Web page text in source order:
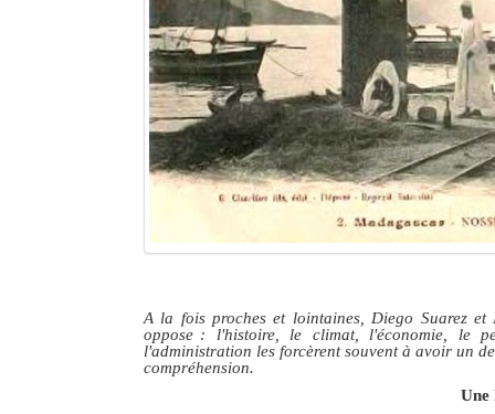
Le Nord de Madagascar
A la fois proches et lointaines, Diego Suarez et
oppose : l'histoire, le climat, l'économie, le
l'administration les forcèrent souvent à avoir un
compréhension.
Une